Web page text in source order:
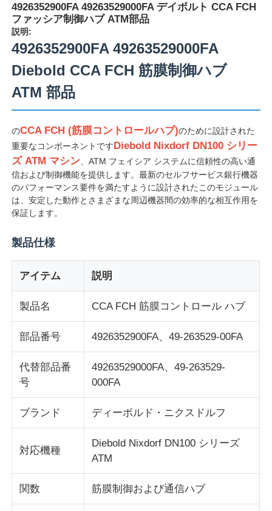
ホーム
製品
ビデオ
企業情報
会社案内
4926352900FA 49263529000FA デイボルト CCA FCH
ファッシア制御ハブ ATM部品
説明:
4926352900FA 49263529000FA
Diebold CCA FCH 筋膜制御ハブ
ATM 部品
のCCA FCH (筋膜コントロールハブ)のために設計された
重要なコンポーネントですDiebold Nixdorf DN100 シリー
ズ ATM マシン 、ATM フェイシア システムに信頼性の高い通
信および制御機能を提供します。最新のセルフサービス銀行機器
のパフォーマンス要件を満たすように設計されたこのモジュール
は、安定した動作とさまざまな周辺機器間の効率的な相互作用を
保証します。
製品仕様
アイテム 説明
製品名 CCA FCH 筋膜コントロール ハブ
部品番号 4926352900FA、49-263529-00FA
代替部品番
号
49263529000FA、49-263529-
000FA
ブランド ディーボルド・ニクスドルフ
対応機種
Diebold Nixdorf DN100 シリーズ
ATM
関数 筋膜制御および通信ハブ